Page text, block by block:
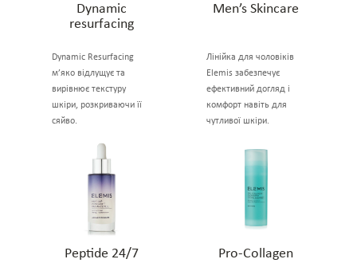
Dynamic
resurfacing
Dynamic Resurfacing
м’яко відлущує та
вирівнює текстуру
шкіри, розкриваючи її
сяйво.
Men’s Skincare
Лінійка для чоловіків
Elemis забезпечує
ефективний догляд і
комфорт навіть для
чутливої шкіри.
Peptide 24/7 Pro-Collagen